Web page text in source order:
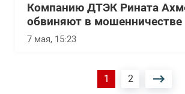
Компанию ДТЭК Рината
обвиняют в мошенничестве
7 мая, 15:23
Текущая
1 Страница
2